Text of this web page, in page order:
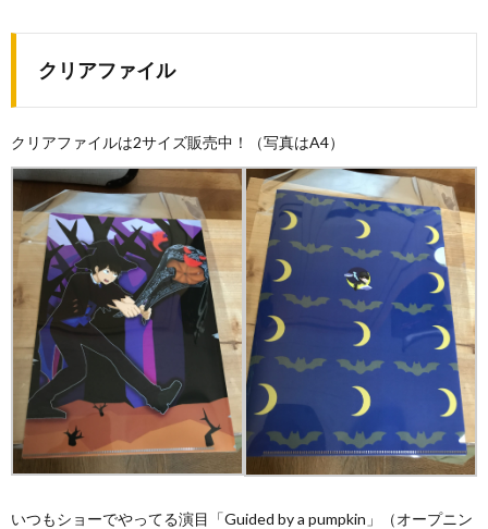
クリアファイル
クリアファイルは2サイズ販売中！（写真はA4）
いつもショーでやってる演目「Guided by a pumpkin」（オープニン